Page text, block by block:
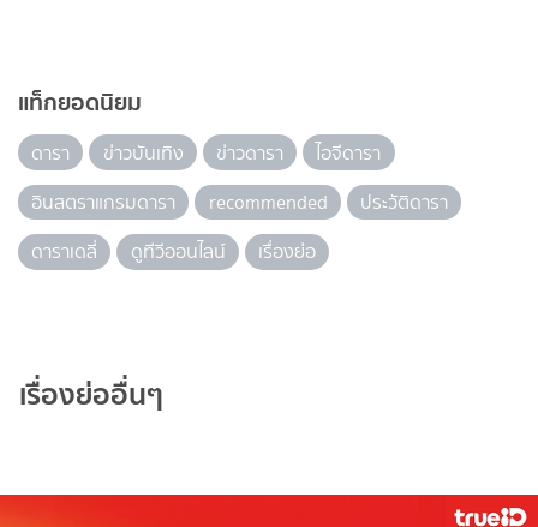
แท็กยอดนิยม
ดารา ข่าวบันเทิง ข่าวดารา
ไอจีดารา
อินสตราแกรมดารา
recommended
ประวัติดารา
ดาราเดลี่
ดูทีวีออนไลน์ เรื่องย่อ
เรื่องย่ออื่นๆ